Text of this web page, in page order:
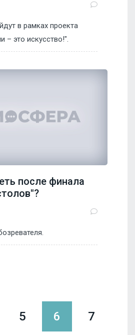
в рамках проекта
– это искусство!".
после финала
5 6 7